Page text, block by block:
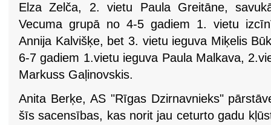
Elza Zelča, 2. vietu Paula Greitāne,
Vecuma grupā no 4-5 gadiem 1. vietu
Annija Kalvišķe, bet 3. vietu ieguva Miķelis
6-7 gadiem 1.vietu ieguva Paula Malkava,
Markuss Gaļinovskis.
Anita Berķe, AS "Rīgas Dzirnavnieks"
šīs sacensības, kas norit jau ceturto gadu